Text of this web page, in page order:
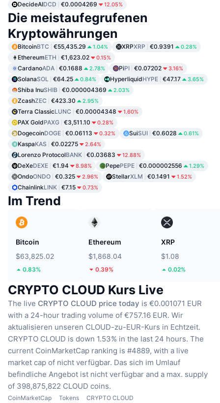
DecideAIDCD €0.0004269 12.05%
Die meistaufegrufenen
Kryptowährungen
BitcoinBTC €55,435.29 1.04% XRPXRP €0.9391 0.28%
EthereumETH €1,623.02 0.15%
CardanoADA €0.1688 2.78% PiPI €0.07202 3.16%
SolanaSOL €64.25 0.84% HyperliquidHYPE €47.17 3.65%
Shiba InuSHIB €0.000004369 2.03%
ZcashZEC €423.30 2.95%
Terra ClassicLUNC €0.00004348 1.60%
PAX GoldPAXG €3,511.10 0.28%
DogecoinDOGE €0.06113 0.32% SuiSUI €0.6028 0.61%
KaspaKAS €0.02275 2.64%
Lorenzo ProtocolBANK €0.03683 12.88%
DeXeDEXE €1.94 8.98% PepePEPE €0.000002556 1.29%
OndoONDO €0.325 2.96% StellarXLM €0.1491 1.52%
ChainlinkLINK €7.15 0.73%
Im Trend
Bitcoin
$63,825.02
0.83%
Ethereum
$1,868.04
0.39%
XRP
$1.08
0.02%
CRYPTO CLOUD Kurs Live
The live CRYPTO CLOUD price today is €0.001071 EUR
with a 24-hour trading volume of €757.16 EUR. Wir
aktualisieren unseren CLOUD-zu-EUR-Kurs in Echtzeit.
CRYPTO CLOUD is down 1.53% in the last 24 hours. The
current CoinMarketCap ranking is #4889, with a live
market cap of nicht verfügbar. Das sich im Umlauf
befindliche Angebot ist nicht verfügbar and a max. supply
of 398,875,822 CLOUD coins.
CoinMarketCap Tokens CRYPTO CLOUD